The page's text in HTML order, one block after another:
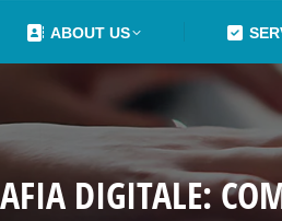
ABOUT US
DIGITALE: